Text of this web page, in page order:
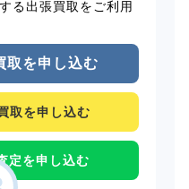
る出張買取をご利用
取を申し込む
取を申し込む
定を申し込む